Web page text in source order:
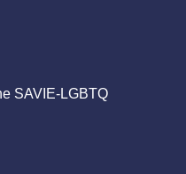
SAVIE-LGBTQ